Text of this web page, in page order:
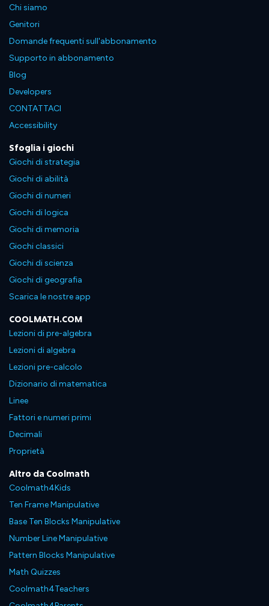
Chi siamo
Genitori
Domande frequenti sull'abbonamento
Supporto in abbonamento
Blog
Developers
CONTATTACI
Accessibility
Sfoglia i giochi
Giochi di strategia
Giochi di abilità
Giochi di numeri
Giochi di logica
Giochi di memoria
Giochi classici
Giochi di scienza
Giochi di geografia
Scarica le nostre app
COOLMATH.COM
Lezioni di pre-algebra
Lezioni di algebra
Lezioni pre-calcolo
Dizionario di matematica
Linee
Fattori e numeri primi
Decimali
Proprietà
Altro da Coolmath
Coolmath4Kids
Ten Frame Manipulative
Base Ten Blocks Manipulative
Number Line Manipulative
Pattern Blocks Manipulative
Math Quizzes
Coolmath4Teachers